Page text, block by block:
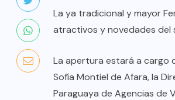
La ya tradicional y mayor
atractivos y novedades del
La apertura estará a cargo
Sofía Montiel de Afara, la
Paraguaya de Agencias de